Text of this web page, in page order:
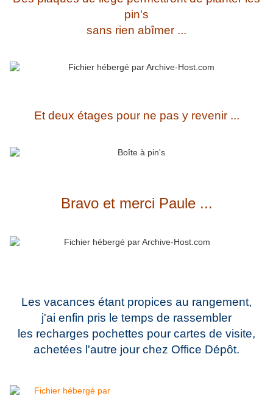
pin's
sans rien abîmer ...
Et deux étages pour ne pas y revenir ...
Bravo et merci Paule ...
Les vacances étant propices au rangement,
j'ai enfin pris le temps de rassembler
les recharges pochettes pour cartes de visite,
achetées l'autre jour chez Office Dépôt.